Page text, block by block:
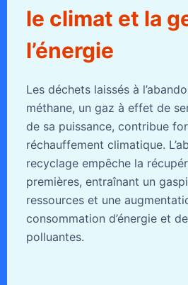
le climat et la
l’énergie
Les déchets laissés à
méthane, un gaz à effet de
de sa puissance, contribue
réchauffement climatique.
recyclage empêche la
premières, entraînant un
ressources et une
consommation d’énergie et
polluantes.